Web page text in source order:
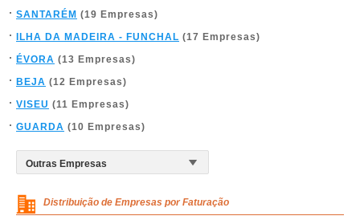
SANTARÉM (19 Empresas)
ILHA DA MADEIRA - FUNCHAL (17 Empresas)
ÉVORA (13 Empresas)
BEJA (12 Empresas)
VISEU (11 Empresas)
GUARDA (10 Empresas)
Distribuição de Empresas por Faturação